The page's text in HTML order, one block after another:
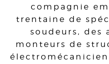
compagnie
trentaine de
soudeurs, des
monteurs de